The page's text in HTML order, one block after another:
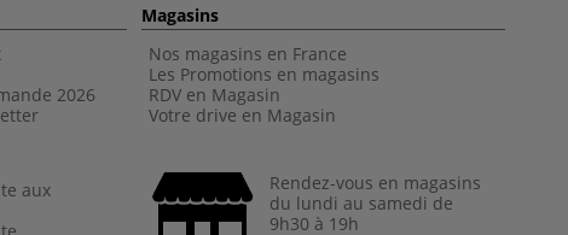
2026
aux
Magasins
Nos magasins en France
Les Promotions en magasins
RDV en Magasin
Votre drive en Magasin
Rendez-vous en magasins
du lundi au samedi de
9h30 à 19h